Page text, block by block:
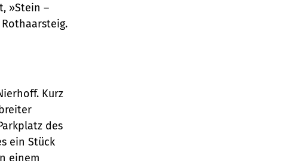
»Stein –
Kurz
des
ein Stück
einem